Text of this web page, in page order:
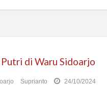
di Waru Sidoarjo
Suprianto 24/10/2024